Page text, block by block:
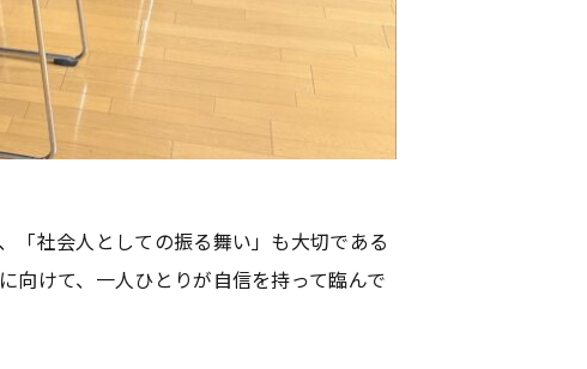
「社会人としての振る舞い」も大切である
向けて、一人ひとりが自信を持って臨んで